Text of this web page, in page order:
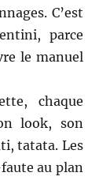
C’est
parce
le manuel
chaque
look, son
tatata. Les
au plan